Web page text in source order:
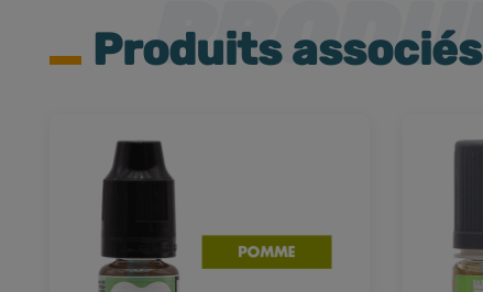
Produits associés